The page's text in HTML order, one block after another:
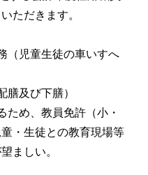
ただきます。
（児童生徒の車いすへ
膳及び下膳）
め、教員免許（小・
・生徒との教育現場等
ましい。